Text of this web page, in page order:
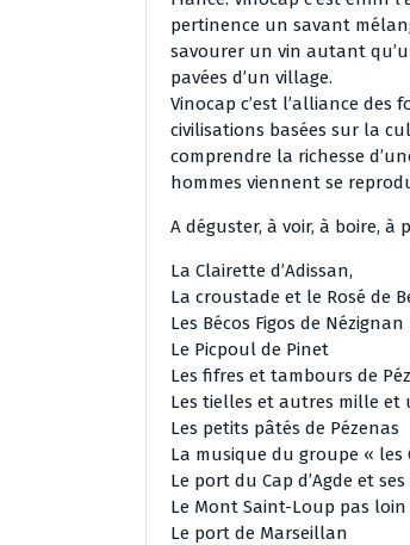
pertinence un savant
savourer un vin autant
pavées d’un village.
Vinocap c’est l’alliance des
civilisations basées sur la
comprendre la richesse
hommes viennent se
A déguster, à voir, à boire, à
La Clairette d’Adissan,
La croustade et le Rosé de
Les Bécos Figos de Nézignan
Le Picpoul de Pinet
Les fifres et tambours de
Les tielles et autres mille et
Les petits pâtés de Pézenas
La musique du groupe « les
Le port du Cap d’Agde et
Le Mont Saint-Loup pas
Le port de Marseillan